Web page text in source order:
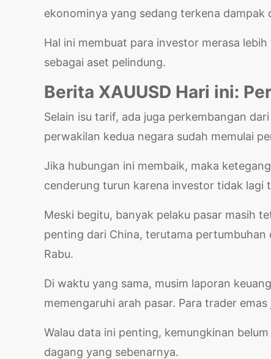
ekonominya yang sedang terkena dampak
Hal ini membuat para investor merasa
sebagai aset pelindung.
Berita XAUUSD Hari ini:
Selain isu tarif, ada juga perkembangan
perwakilan kedua negara sudah memulai
Jika hubungan ini membaik, maka
cenderung turun karena investor tidak lagi
Meski begitu, banyak pelaku pasar masih
penting dari China, terutama
Rabu.
Di waktu yang sama, musim laporan
memengaruhi arah pasar. Para trader
Walau data ini penting, kemungkinan
dagang yang sebenarnya.